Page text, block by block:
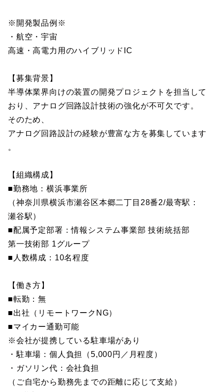
※開発製品例※
・航空・宇宙
高速・高電力用のハイブリッドIC
【募集背景】
半導体業界向けの装置の開発プロジェクトを担当して
おり、アナログ回路設計技術の強化が不可欠です。
そのため、
アナログ回路設計の経験が豊富な方を募集しています
。
【組織構成】
■勤務地：横浜事業所
（神奈川県横浜市瀬谷区本郷二丁目28番2/最寄駅：
瀬谷駅）
■配属予定部署：情報システム事業部 技術統括部
第一技術部 1グループ
■人数構成：10名程度
【働き方】
■転勤：無
■出社（リモートワークNG）
■マイカー通勤可能
※会社が提携している駐車場があり
・駐車場：個人負担（5,000円／月程度）
・ガソリン代：会社負担
（ご自宅から勤務先までの距離に応じて支給）